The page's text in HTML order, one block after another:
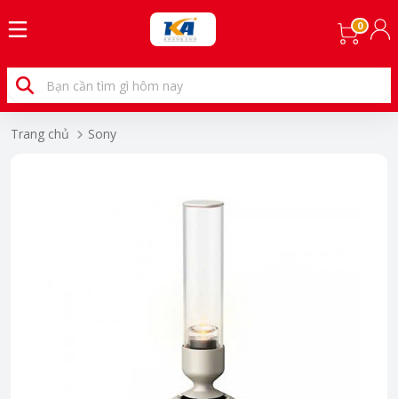
0
Trang chủ Sony